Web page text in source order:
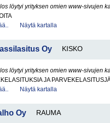
löytyi yrityksen omien www-sivujen
Näytä kartalla
Oy KISKO
löytyi yrityksen omien www-sivujen
JA
Näytä kartalla
Oy RAUMA